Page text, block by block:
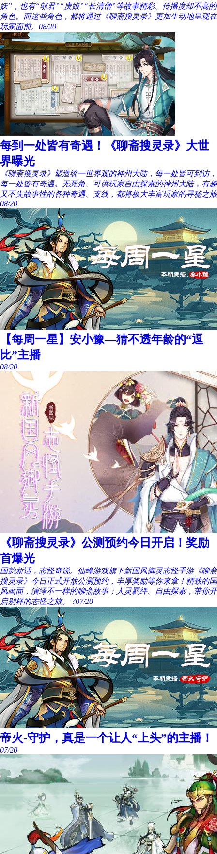
妖”，也有“邬君”“庚娘”“长清僧”等故事精彩、传播度却不高的
角色。而这些角色，都将通过《聊斋搜灵录》更加生动地呈现在
玩家面前。 08/20
每到一处皆有奇遇！《聊斋搜灵录》大世
界曝光
《聊斋搜灵录》塑造统一世界观的神州大陆，每一处皆可到访，
每一处皆有奇遇。无死角、可供玩家自由探索的神州大陆，有趣
又不失故事性的各种奇遇、支线，都将极大丰富玩家的寻秘之旅
08/20
【每周一星】安小豫—猜不透年龄的“逗
比”主播
08/20
《聊斋搜灵录》公测预约今日开启！奖励
首爆光
国韵新话，志怪奇说。仙峰游戏旗下新国风御灵志怪手游《聊斋
搜灵录》今日正式开放公测预约，丰厚奖励等你来拿！精致的国
风画面，演绎不一样的聊斋故事；人灵羁绊、自由探索，带你开
启别样的志怪之旅。 ?07/20
帝火-守护，真是一个让人“上头”的主播！
07/20